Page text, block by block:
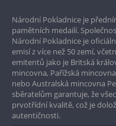
Garance nejvyšší kvality
Pouze originální
Národní Pokladnice je
pamětních medailí.
Národní Pokladnice je
emisí z více než 50 zemí,
emitentů jako je Britská
mincovna, Pařížská
nebo Australská mincovna
sběratelům garantuje, že
prvotřídní kvalitě, což je
autentičnosti.